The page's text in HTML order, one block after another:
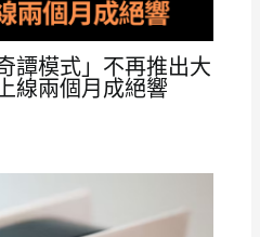
譚模式」不再推出大
線兩個月成絕響